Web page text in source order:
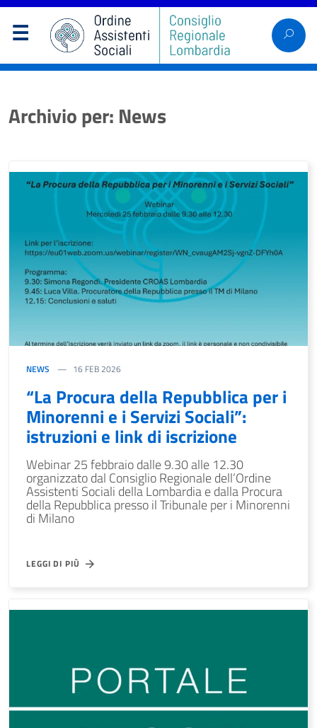
Archivio per: News
NEWS 16 FEB 2026
“La Procura della Repubblica per i
Minorenni e i Servizi Sociali”:
istruzioni e link di iscrizione
Webinar 25 febbraio dalle 9.30 alle 12.30
organizzato dal Consiglio Regionale dell’Ordine
Assistenti Sociali della Lombardia e dalla Procura
della Repubblica presso il Tribunale per i Minorenni
di Milano
LEGGI DI PIÙ